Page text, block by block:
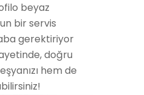
beyaz
bir servis
gerektiriyor
doğru
hem de